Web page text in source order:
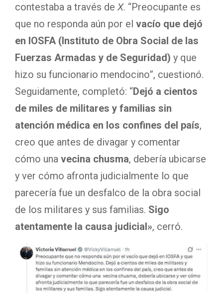
contestaba a través de X. “Preocupante es
que no responda aún por el vacío que dejó
en IOSFA (Instituto de Obra Social de las
Fuerzas Armadas y de Seguridad) y que
hizo su funcionario mendocino”, cuestionó.
Seguidamente, completó: “Dejó a cientos
de miles de militares y familias sin
atención médica en los confines del país,
creo que antes de divagar y comentar
cómo una vecina chusma, debería ubicarse
y ver cómo afronta judicialmente lo que
parecería fue un desfalco de la obra social
de los militares y sus familias. Sigo
atentamente la causa judicial», cerró.